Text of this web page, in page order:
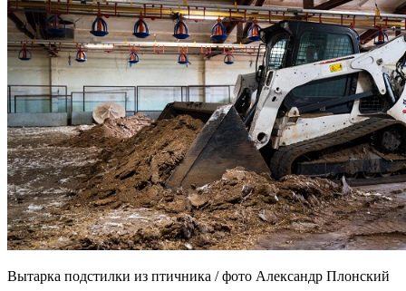
Вытарка подстилки из птичника / фото Александр Плонский